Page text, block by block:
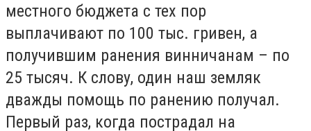
местного бюджета с тех пор
выплачивают по 100 тыс. гривен, а
получившим ранения винничанам – по
25 тысяч. К слову, один наш земляк
дважды помощь по ранению получал.
Первый раз, когда пострадал на